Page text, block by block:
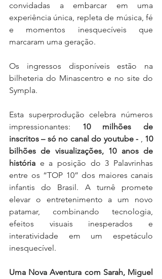
convidadas a embarcar em uma
experiência única, repleta de música, fé
e momentos inesquecíveis que
marcaram uma geração.
Os ingressos disponíveis estão na
bilheteria do Minascentro e no site do
Sympla.
Esta superprodução celebra números
impressionantes: 10 milhões de
inscritos – só no canal do youtube - , 10
bilhões de visualizações, 10 anos de
história e a posição do 3 Palavrinhas
entre os “TOP 10” dos maiores canais
infantis do Brasil. A turnê promete
elevar o entretenimento a um novo
patamar, combinando tecnologia,
efeitos visuais inesperados e
interatividade em um espetáculo
inesquecível.
Uma Nova Aventura com Sarah, Miguel